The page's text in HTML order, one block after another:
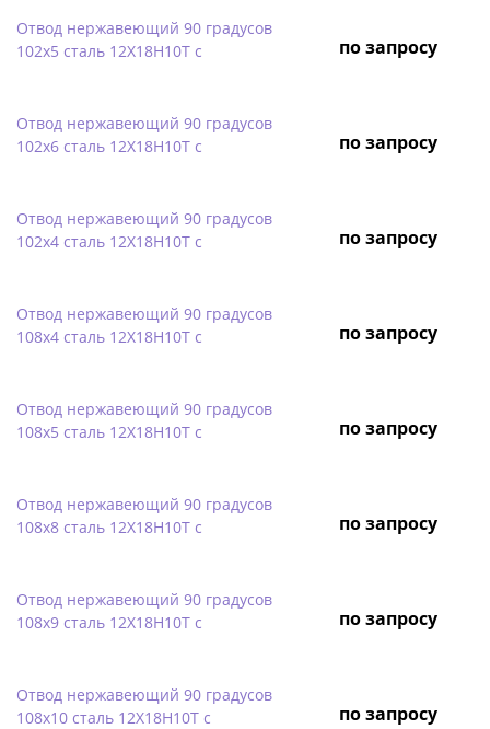
Отвод нержавеющий 90 градусов
102х5 сталь 12Х18Н10Т с
по запросу
Отвод нержавеющий 90 градусов
102х6 сталь 12Х18Н10Т с
по запросу
Отвод нержавеющий 90 градусов
102х4 сталь 12Х18Н10Т с
по запросу
Отвод нержавеющий 90 градусов
108х4 сталь 12Х18Н10Т с
по запросу
Отвод нержавеющий 90 градусов
108х5 сталь 12Х18Н10Т с
по запросу
Отвод нержавеющий 90 градусов
108х8 сталь 12Х18Н10Т с
по запросу
Отвод нержавеющий 90 градусов
108х9 сталь 12Х18Н10Т с
по запросу
Отвод нержавеющий 90 градусов
108х10 сталь 12Х18Н10Т с
по запросу